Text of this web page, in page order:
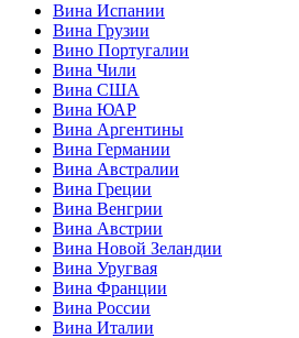
Вина Испании
Вина Грузии
Вино Португалии
Вина Чили
Вина США
Вина ЮАР
Вина Аргентины
Вина Германии
Вина Австралии
Вина Греции
Вина Венгрии
Вина Австрии
Вина Новой Зеландии
Вина Уругвая
Вина Франции
Вина России
Вина Италии